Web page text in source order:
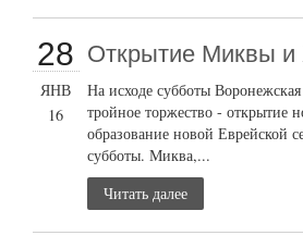
28
ЯНВ
16
Открытие Миквы и
На исходе субботы
тройное торжество - открытие
образование новой Еврейской
субботы. Миква,...
Читать далее